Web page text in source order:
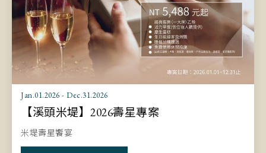
Jan.01.2026 - Dec.31.2026
【溪頭米堤】2026壽星專案
米堤壽星饗宴